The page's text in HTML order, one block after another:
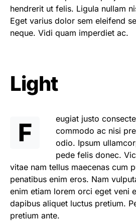
hendrerit ut felis. Ligula nullam
Eget varius dolor sem eleifend
neque. Vidi quam imperdiet ac.
Light
F
eugiat justo
commodo ac nisi
odio. Ipsum
pede felis donec.
vitae nam tellus maecenas cum
penatibus enim eros. Nam
enim etiam lorem orci eget veni
dapibus aliquet luctus pretium.
pretium ante.